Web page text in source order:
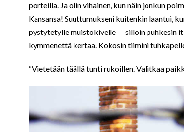
porteilla. Ja olin vihainen, kun näin jonkun
Kansansa! Suuttumukseni kuitenkin laantui,
pystytetylle muistokivelle — silloin puhkesin
kymmenettä kertaa. Kokosin tiimini
“Vietetään täällä tunti rukoillen. Valitkaa